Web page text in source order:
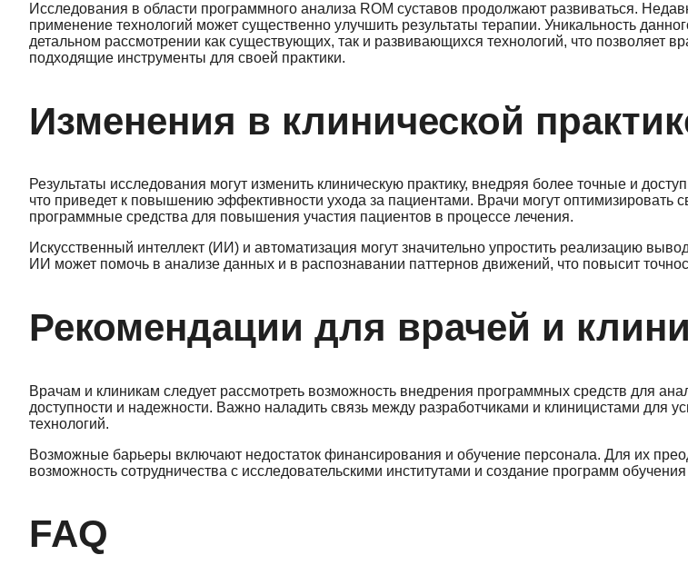
Исследования в области программного анализа ROM суставов продолжают развиваться.
применение технологий может существенно улучшить результаты терапии. Уникальность
детальном рассмотрении как существующих, так и развивающихся технологий, что позволяет
подходящие инструменты для своей практики.
Изменения в клинической
Результаты исследования могут изменить клиническую практику, внедряя более точные и
что приведет к повышению эффективности ухода за пациентами. Врачи могут оптимизировать
программные средства для повышения участия пациентов в процессе лечения.
Искусственный интеллект (ИИ) и автоматизация могут значительно упростить реализацию
ИИ может помочь в анализе данных и в распознавании паттернов движений, что повысит
Рекомендации для врачей и
Врачам и клиникам следует рассмотреть возможность внедрения программных средств для
доступности и надежности. Важно наладить связь между разработчиками и клиницистами для
технологий.
Возможные барьеры включают недостаток финансирования и обучение персонала. Для их
возможность сотрудничества с исследовательскими институтами и создание программ
FAQ